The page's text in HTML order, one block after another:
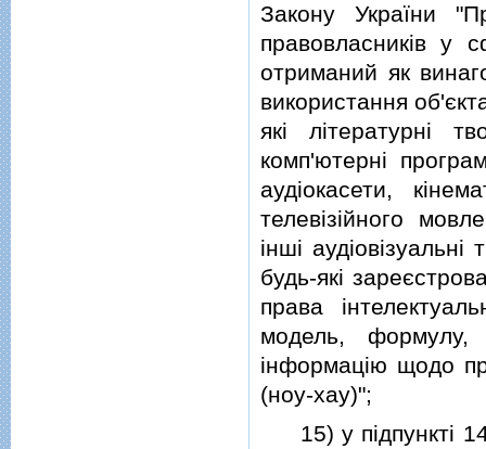
Закону України
правовласникiв у
отриманий як
використання
якi лiтературнi
комп'ютернi
аудiокасети,
телевiзiйного
iншi аудiовiзуальнi
будь-якi
права
модель, формулу,
iнформацiю щодо
(ноу-хау)";
15) у пiдпунктi